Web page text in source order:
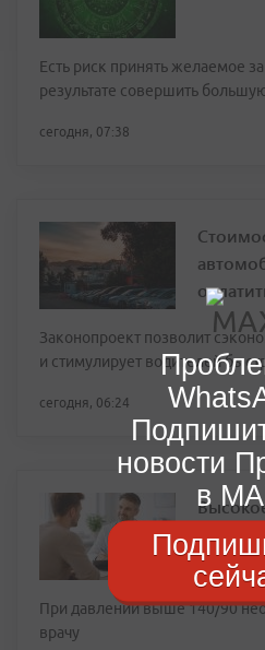
Есть риск принять желаемое
результате совершить
сегодня, 07:38
Законопроект позволит
и стимулирует водителей
сегодня, 06:24
для
о
При давлении выше 140/90
врачу
новости
в